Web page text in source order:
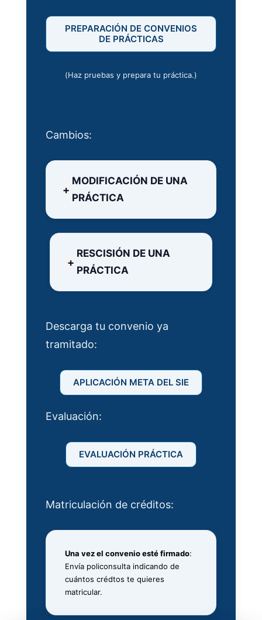
PREPARACIÓN DE CONVENIOS
DE PRÁCTICAS
(Haz pruebas y prepara tu práctica.)
Cambios:
MODIFICACIÓN DE UNA
PRÁCTICA
RESCISIÓN DE UNA
PRÁCTICA
Descarga tu convenio ya
tramitado:
APLICACIÓN META DEL SIE
Evaluación:
EVALUACIÓN PRÁCTICA
Matriculación de créditos:
Una vez el convenio esté firmado:
Envía policonsulta indicando de
cuántos crédtos te quieres
matricular.